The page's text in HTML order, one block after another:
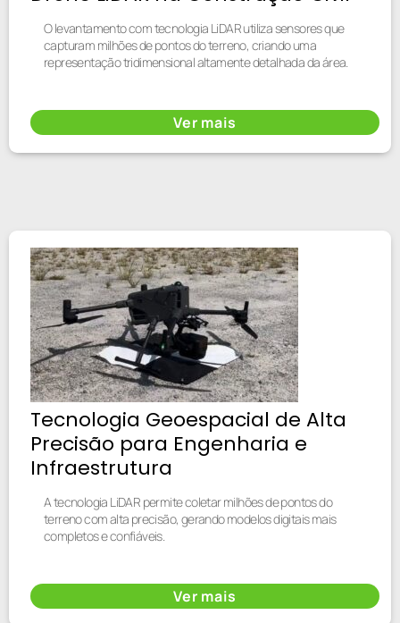
O levantamento com tecnologia LiDAR utiliza sensores que
capturam milhões de pontos do terreno, criando uma
representação tridimensional altamente detalhada da área.
Ver mais
Tecnologia Geoespacial de Alta
Precisão para Engenharia e
Infraestrutura
A tecnologia LiDAR permite coletar milhões de pontos do
terreno com alta precisão, gerando modelos digitais mais
completos e confiáveis.
Ver mais